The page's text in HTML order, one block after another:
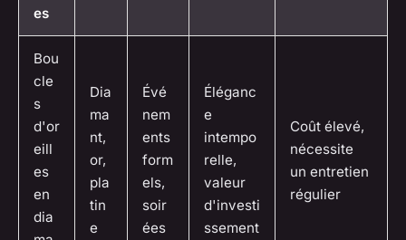
es
Bou
cle
s
d'or
eill
es
en
dia
Dia
ma
nt,
or,
pla
tin
e
Évé
nem
ents
form
els,
soir
ées
Éléganc
e
intempo
relle,
valeur
d'investi
ssement
Coût élevé,
nécessite
un entretien
régulier